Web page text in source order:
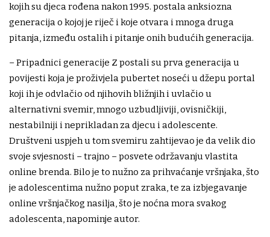
kojih su djeca rođena nakon 1995. postala anksiozna
generacija o kojoj je riječ i koje otvara i mnoga druga
pitanja, između ostalih i pitanje onih budućih generacija.
– Pripadnici generacije Z postali su prva generacija u
povijesti koja je proživjela pubertet noseći u džepu portal
koji ih je odvlačio od njihovih bližnjih i uvlačio u
alternativni svemir, mnogo uzbudljiviji, ovisničkiji,
nestabilniji i neprikladan za djecu i adolescente.
Društveni uspjeh u tom svemiru zahtijevao je da velik dio
svoje svjesnosti – trajno – posvete održavanju vlastita
online brenda. Bilo je to nužno za prihvaćanje vršnjaka, što
je adolescentima nužno poput zraka, te za izbjegavanje
online vršnjačkog nasilja, što je noćna mora svakog
adolescenta, napominje autor.